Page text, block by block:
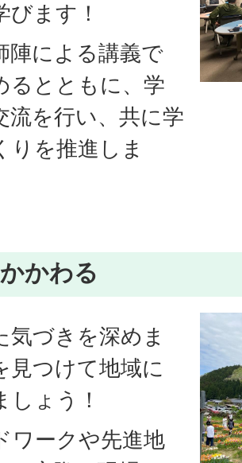
びます！
陣による講義で
るとともに、学
流を行い、共に学
りを推進しま
かわる
気づきを深めま
見つけて地域に
しょう！
ワークや先進地